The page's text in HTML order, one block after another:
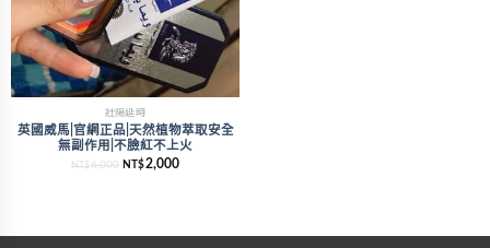
壯陽延時
英國威馬|官網正品|天然植物萃取安全
無副作用|不臉紅不上火
NT$6,000 NT$2,000